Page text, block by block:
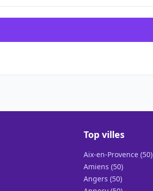
Top villes
Aix-en-Provence (50)
Amiens (50)
Angers (50)